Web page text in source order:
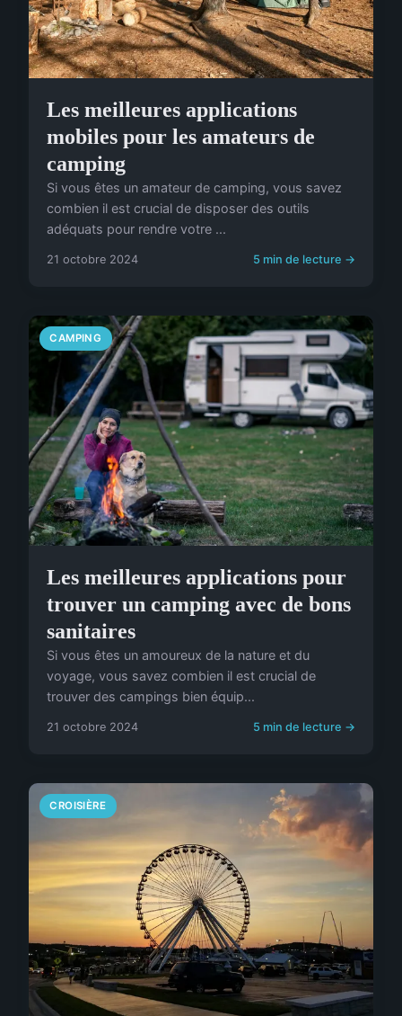
Les meilleures applications
mobiles pour les amateurs de
camping
Si vous êtes un amateur de camping, vous savez
combien il est crucial de disposer des outils
adéquats pour rendre votre ...
21 octobre 2024 5 min de lecture →
CAMPING
Les meilleures applications pour
trouver un camping avec de bons
sanitaires
Si vous êtes un amoureux de la nature et du
voyage, vous savez combien il est crucial de
trouver des campings bien équip...
21 octobre 2024 5 min de lecture →
CROISIÈRE